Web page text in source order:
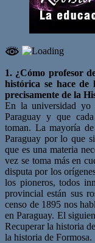
1. ¿Cómo profesor
histórica se hace de
precisamente de la
En la universidad yo
Paraguay y que
toman. La mayoría
Paraguay por lo que
que es una materia
vez se toma más en
disputa por los
los pioneros, todos
provincial están sus
censo de 1895 nos
en Paraguay. El
Recuperar la historia
la historia de Formosa.